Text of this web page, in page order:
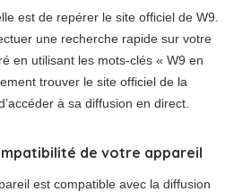
est de repérer le site officiel de W9.
une recherche rapide sur votre
en utilisant les mots-clés « W9 en
trouver le site officiel de la
à sa diffusion en direct.
de votre appareil
est compatible avec la diffusion